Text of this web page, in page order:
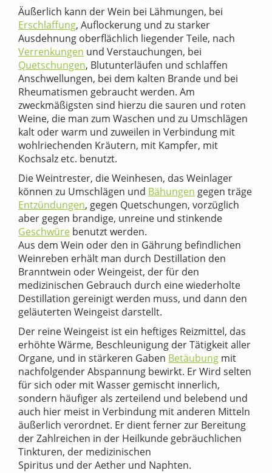
Äußerlich kann der Wein bei Lähmungen, bei
Erschlaffung, Auflockerung und zu starker
Ausdehnung oberflächlich liegender Teile, nach
Verrenkungen und Verstauchungen, bei
Quetschungen, Blutunterläufen und schlaffen
Anschwellungen, bei dem kalten Brande und bei
Rheumatismen gebraucht werden. Am
zweckmäßigsten sind hierzu die sauren und roten
Weine, die man zum Waschen und zu Umschlägen
kalt oder warm und zuweilen in Verbindung mit
wohlriechenden Kräutern, mit Kampfer, mit
Kochsalz etc. benutzt.
Die Weintrester, die Weinhesen, das Weinlager
können zu Umschlägen und Bähungen gegen träge
Entzündungen, gegen Quetschungen, vorzüglich
aber gegen brandige, unreine und stinkende
Geschwüre benutzt werden.
Aus dem Wein oder den in Gährung befindlichen
Weinreben erhält man durch Destillation den
Branntwein oder Weingeist, der für den
medizinischen Gebrauch durch eine wiederholte
Destillation gereinigt werden muss, und dann den
geläuterten Weingeist darstellt.
Der reine Weingeist ist ein heftiges Reizmittel, das
erhöhte Wärme, Beschleunigung der Tätigkeit aller
Organe, und in stärkeren Gaben Betäubung mit
nachfolgender Abspannung bewirkt. Er Wird selten
für sich oder mit Wasser gemischt innerlich,
sondern häufiger als zerteilend und belebend und
auch hier meist in Verbindung mit anderen Mitteln
äußerlich verordnet. Er dient ferner zur Bereitung
der Zahlreichen in der Heilkunde gebräuchlichen
Tinkturen, der medizinischen
Spiritus und der Aether und Naphten.